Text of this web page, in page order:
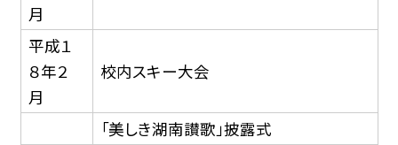
月
平成１
８年２
月
校内スキー大会
「美しき湖南讃歌」披露式